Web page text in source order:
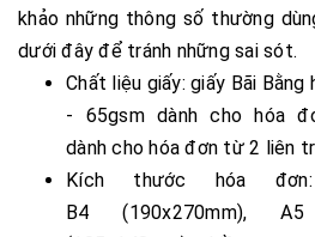
khảo những thông số thường
dưới đây để tránh những sai sót.
Chất liệu giấy: giấy Bãi
- 65gsm dành cho hóa
dành cho hóa đơn từ 2 liên
Kích thước hóa đơn:
B4 (190x270mm),